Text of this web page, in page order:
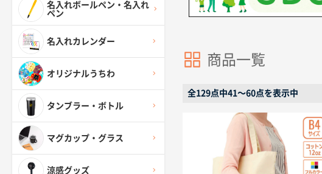
名入れボールペン・名入れ
ペン
名入れカレンダー
オリジナルうちわ
タンブラー・ボトル
マグカップ・グラス
涼感グッズ
商品一覧
全129点中41〜60点を表示中